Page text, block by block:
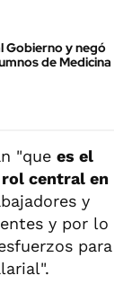
Gobierno y negó
de Medicina
"que es el
rol central en
y
y por lo
para